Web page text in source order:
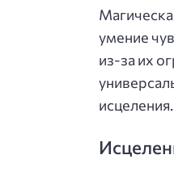
умение
из-за их
исцеления.